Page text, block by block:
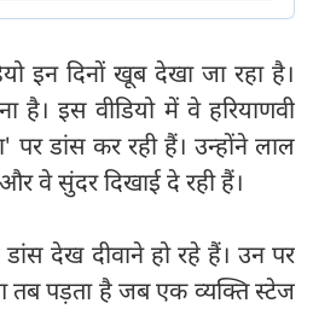
इन दिनों खूब देखा जा रहा है।
है। इस वीडियो में वे हरियाणवी
डांस कर रही हैं। उन्होंने लाल
वे सुंदर दिखाई दे रही हैं।
देख दीवाने हो रहे हैं। उन पर
तब पड़ता है जब एक व्यक्ति स्टेज